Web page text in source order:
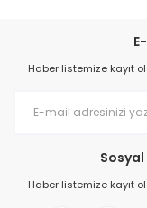
Haber listemize kayıt
Haber listemize kayıt